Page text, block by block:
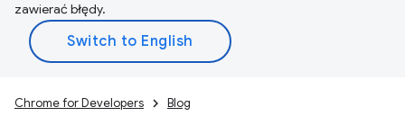
zawierać błędy.
Chrome for Developers Blog